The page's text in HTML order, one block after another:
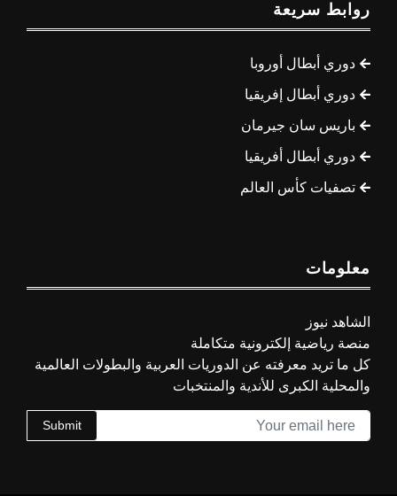
روابط سريعة
دوري أبطال أوروبا
دوري أبطال إفريقيا
باريس سان جيرمان
دوري أبطال أفريقيا
تصفيات كأس العالم
معلومات
الشاهد نيوز
منصة رياضية إلكترونية متكاملة
كل ما تريد معرفته عن الدوريات العربية والبطولات العالمية
والمحلية الكبرى للأندية والمنتخبات
Submit